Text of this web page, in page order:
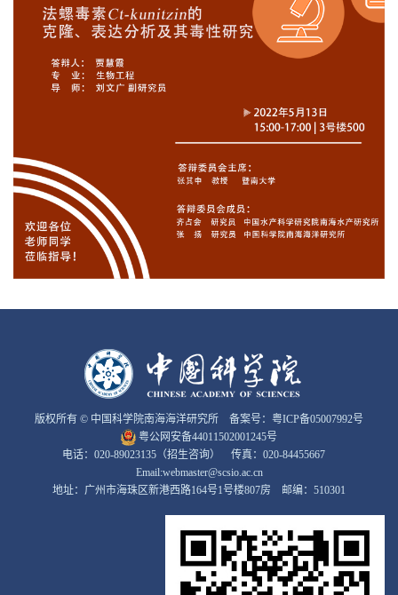
版权所有 © 中国科学院南海海洋研究所 备案号： 粤ICP备05007992号
粤公网安备44011502001245号
电话：020-89023135（招生咨询） 传真：020-84455667
Email:webmaster@scsio.ac.cn
地址：广州市海珠区新港西路164号1号楼807房 邮编：510301